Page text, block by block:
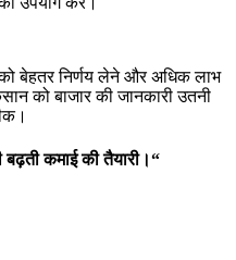
को बेहतर निर्णय लेने और अधिक लाभ
को बाजार की जानकारी उतनी
बढ़ती कमाई की तैयारी।“